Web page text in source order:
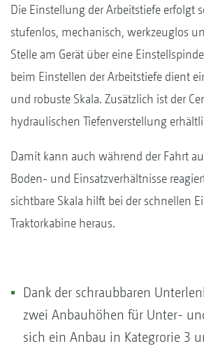
Die Einstellung der Arbeitstiefe erfolgt
stufenlos, mechanisch, werkzeuglos
Stelle am Gerät über eine
beim Einstellen der Arbeitstiefe dient
und robuste Skala. Zusätzlich ist der
hydraulischen Tiefenverstellung
Damit kann auch während der Fahrt
Boden- und Einsatzverhältnisse
sichtbare Skala hilft bei der schnellen
Traktorkabine heraus.
Dank der schraubbaren
zwei Anbauhöhen für Unter-
sich ein Anbau in Kategrorie 3